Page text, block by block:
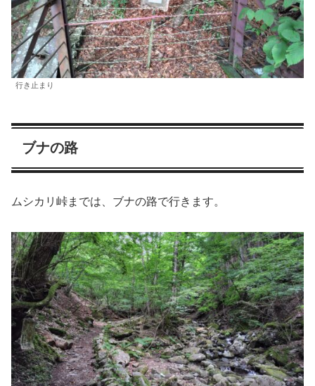
行き止まり
ブナの路
ムシカリ峠までは、ブナの路で行きます。